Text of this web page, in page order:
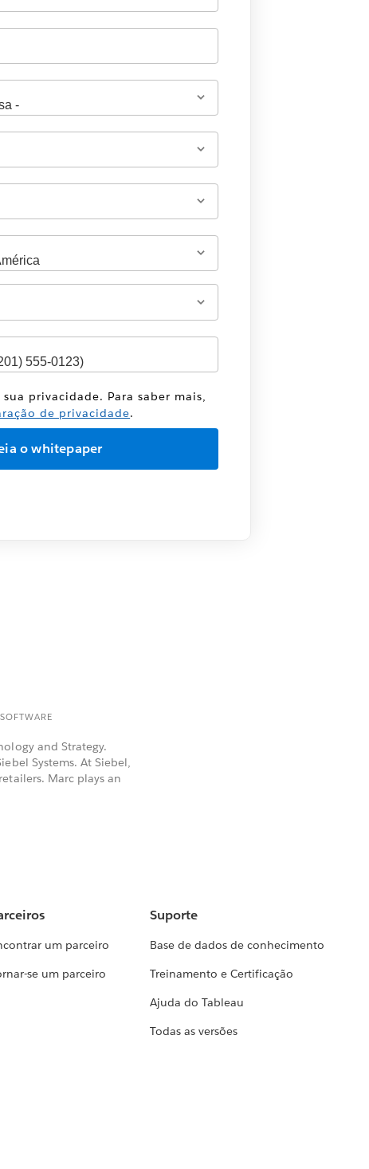
privacidade. Para saber mais,
de privacidade.
and Strategy.
Systems. At Siebel,
Marc plays an
um parceiro
se um parceiro
Suporte
Base de dados de conhecimento
Treinamento e Certificação
Ajuda do Tableau
Todas as versões